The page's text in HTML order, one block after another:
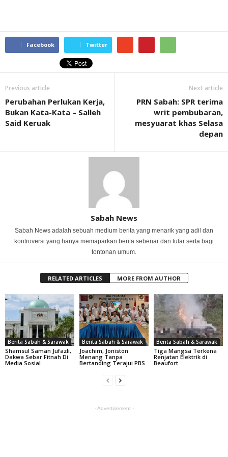
Facebook Twitter
Previous article
Perubahan Perlukan Kerja,
Bukan Kata-Kata – Salleh
Said Keruak
Next article
PRN Sabah: SPR terima
writ pembubaran,
mesyuarat khas Selasa
depan
Sabah News
Sabah News adalah sebuah medium berita yang menarik yang adil dan
kontroversi yang hanya memaparkan berita sebenar dan tular serta bagi
tontonan umum.
RELATED ARTICLES MORE FROM AUTHOR
Berita Sabah & Sarawak
Shamsul Saman Jufazli,
Dakwa Sebar Fitnah Di
Media Sosial
Berita Sabah & Sarawak
Joachim, Joniston
Menang Tanpa
Bertanding Terajui PBS
Berita Sabah & Sarawak
Tiga Mangsa Terkena
Renjatan Elektrik di
Beaufort
- Advertisement -